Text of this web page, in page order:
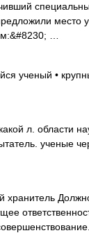
место
…
ученый •
л. области
ученые
хранитель